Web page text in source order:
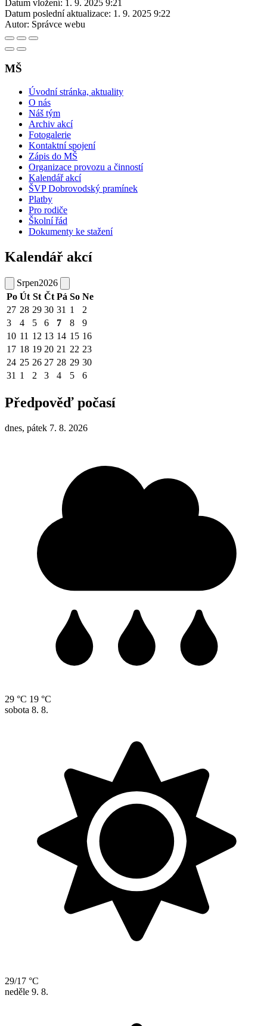
Datum vložení: 1. 9. 2025 9:21
Datum poslední aktualizace: 1. 9. 2025 9:22
Autor: Správce webu
MŠ
Úvodní stránka, aktuality
O nás
Náš tým
Archiv akcí
Fotogalerie
Kontaktní spojení
Zápis do MŠ
Organizace provozu a činností
Kalendář akcí
ŠVP Dobrovodský pramínek
Platby
Pro rodiče
Školní řád
Dokumenty ke stažení
Kalendář akcí
Srpen2026
Po Út St Čt Pá So Ne
27 28 29 30 31 1
2
3
4 5 6 7 8
9
10 11 12 13 14 15 16
17 18 19 20 21 22 23
24 25 26 27 28 29 30
31 1 2 3 4 5 6
Předpověď počasí
dnes, pátek 7. 8. 2026
29 °C 19 °C
sobota 8. 8.
29/17 °C
neděle 9. 8.